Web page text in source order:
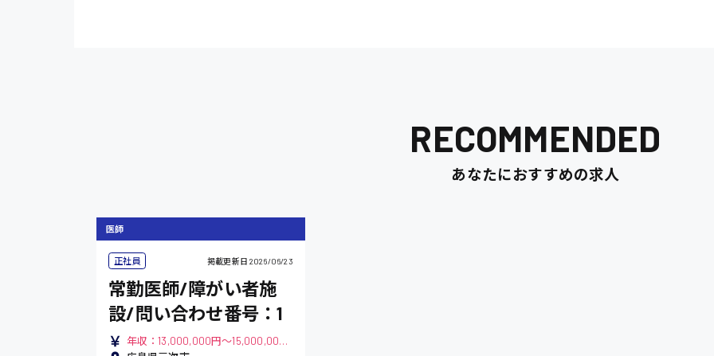
RECOMMENDED
あなたにおすすめの求人
医師
正社員 掲載更新日 2026/06/23
常勤医師/障がい者施
設/問い合わせ番号：1
年収：13,000,000円～15,000,000円